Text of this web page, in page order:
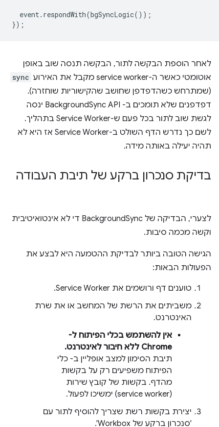
event. respondWith(bgSyncLogic());
});
לאחר הוספת הבקשה לתור, הבקשה תנסה שוב באופן
אוטומטי כאשר ה-service worker מקבל את האירוע
sync
(שמתרחש כשהדפדפן שחושב שהקישוריות שוחזרה).
דפדפנים שלא תומכים ב- BackgroundSync API ינסה
לגשת שוב לתור בכל פעם ש-Service Worker בתהליך.
לשם כך נדרש הדף השולט ב-Service Worker אז היא לא
תהיה יעילה באותה מידה.
בדיקת סנכרון ברקע של תיבת העבודה
לצערי, הבדיקה של BackgroundSync די לא אינטואיטיבית
וקשה מכמה סיבות.
הגישה הטובה ביותר לבדיקת ההטמעה היא לבצע את
הפעולות הבאות:
טוענים דף ורושמים את Service Worker.
משביתים את הרשת של המחשב או את שרת
האינטרנט.
אין להשתמש בכלי הפיתוח ל-
Chrome ללא חיבור לאינטרנט.
תיבת הסימון למצב אופליין ב- כלי
הפיתוח משפיעים רק על בקשות
מהדף. בקשות של קובץ שירות
(service worker) ימשיכו לפעול.
יצירת בקשות רשת שצריך להוסיף לתור עם
'סנכרון ברקע של Workbox'.